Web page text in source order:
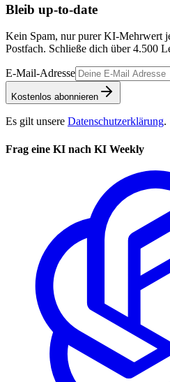
Bleib up-to-date
Kein Spam, nur purer KI-Mehrwert
Postfach. Schließe dich über4.500
E-Mail-Adresse
Kostenlos abonnieren
Es gilt unsere Datenschutzerklärung.
Frag eine KI nach KI Weekly